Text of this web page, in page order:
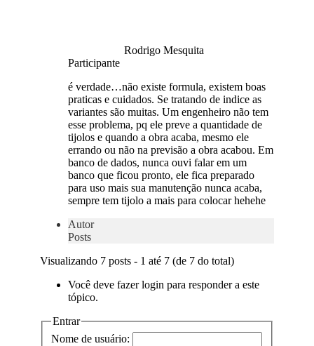
Rodrigo Mesquita
Participante
é verdade…não existe formula, existem boas
praticas e cuidados. Se tratando de indice as
variantes são muitas. Um engenheiro não tem
esse problema, pq ele preve a quantidade de
tijolos e quando a obra acaba, mesmo ele
errando ou não na previsão a obra acabou. Em
banco de dados, nunca ouvi falar em um
banco que ficou pronto, ele fica preparado
para uso mais sua manutenção nunca acaba,
sempre tem tijolo a mais para colocar hehehe
Autor
Posts
Visualizando 7 posts - 1 até 7 (de 7 do total)
Você deve fazer login para responder a este
tópico.
Entrar
Nome de usuário: